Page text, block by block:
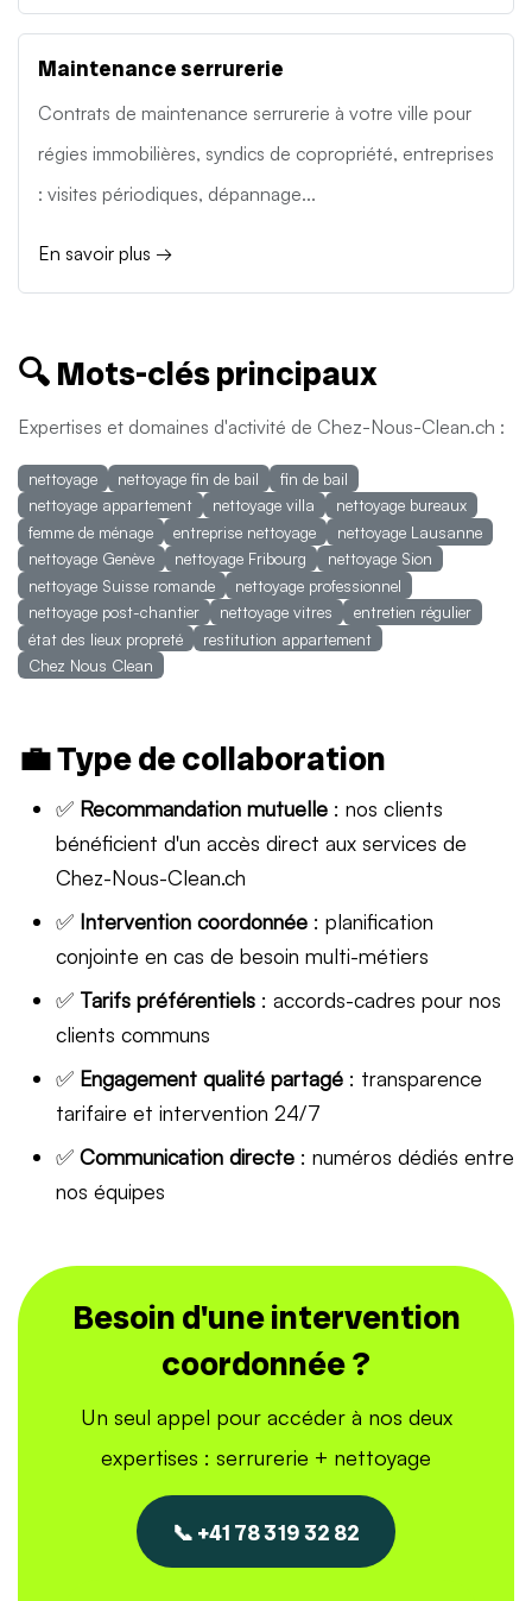
Maintenance serrurerie
Contrats de maintenance serrurerie à votre ville pour
régies immobilières, syndics de copropriété, entreprises
: visites périodiques, dépannage...
En savoir plus →
🔍 Mots-clés principaux
Expertises et domaines d'activité de Chez-Nous-Clean.ch :
nettoyage nettoyage fin de bail
fin de bail
nettoyage appartement
nettoyage villa
nettoyage bureaux
femme de ménage
entreprise nettoyage
nettoyage Lausanne
nettoyage Genève
nettoyage Fribourg
nettoyage Sion
nettoyage Suisse romande
nettoyage professionnel
nettoyage post-chantier
nettoyage vitres
entretien régulier
état des lieux propreté
restitution appartement
Chez Nous Clean
💼 Type de collaboration
✅ Recommandation mutuelle : nos clients
bénéficient d'un accès direct aux services de
Chez-Nous-Clean.ch
✅ Intervention coordonnée : planification
conjointe en cas de besoin multi-métiers
✅ Tarifs préférentiels : accords-cadres pour nos
clients communs
✅ Engagement qualité partagé : transparence
tarifaire et intervention 24/7
✅ Communication directe : numéros dédiés entre
nos équipes
Besoin d'une intervention
coordonnée ?
Un seul appel pour accéder à nos deux
expertises : serrurerie + nettoyage
📞 +41 78 319 32 82